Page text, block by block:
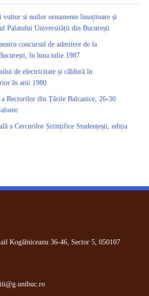
vultur si noilor ornamente însoțitoare și
Palatului Universității din București
concursul de admitere de la
în luna iulie 1987
de electricitate și căldură în
în anii 1980
Rectorilor din Țările Balcanice, 26-30
a Cercurilor Științifice Studențești, ediția
Kogălniceanu 36-46, Sector 5, 050107